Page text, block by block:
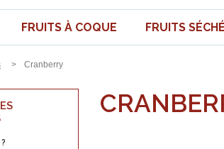
FRUITS À COQUE FRUITS
> Cranberry